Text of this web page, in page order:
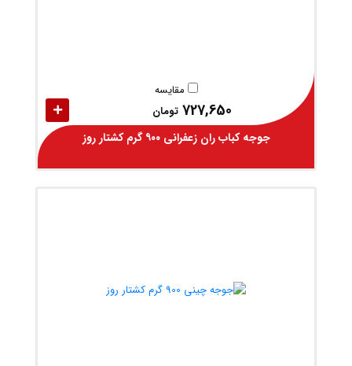
مقایسه
727,650 تومان
جوجه کباب ران زعفرانی ۹۰۰ گرم کشتار روز